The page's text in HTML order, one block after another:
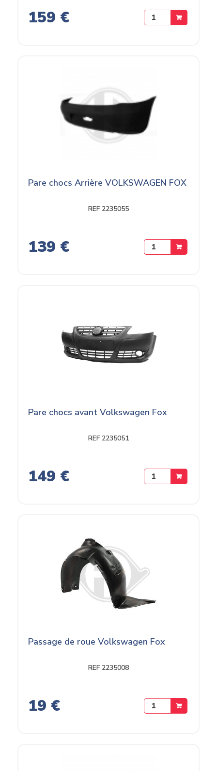
159 €
Pare chocs Arrière VOLKSWAGEN FOX
REF 2235055
139 €
Pare chocs avant Volkswagen Fox
REF 2235051
149 €
Passage de roue Volkswagen Fox
REF 2235008
19 €